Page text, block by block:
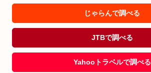
じゃらんで調べる
JTBで調べる
Yahooトラベルで調べる